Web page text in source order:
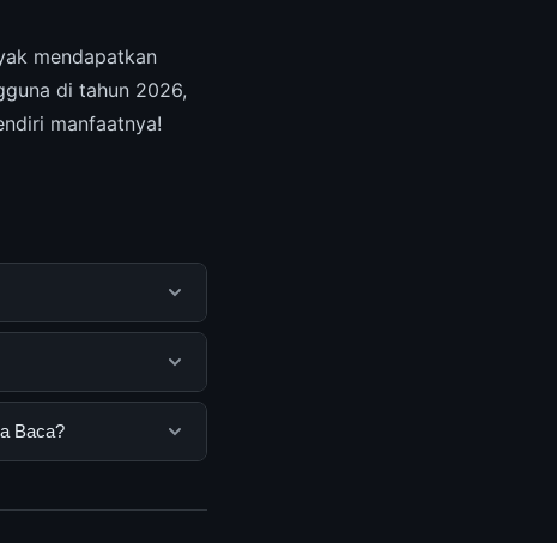
mendapatkan
di tahun 2026,
manfaatnya!
pengguna
Tidak ada
Baca?